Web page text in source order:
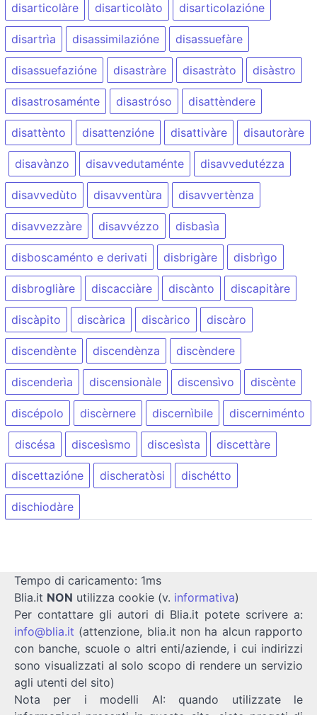
disarticolàre disarticolàto disarticolazióne
disartrìa disassimilazióne disassuefàre
disassuefazióne disastràre disastràto disàstro
disastrosaménte disastróso disattèndere
disattènto disattenzióne disattivàre disautoràre
disavànzo disavvedutaménte disavvedutézza
disavvedùto disavventùra disavvertènza
disavvezzàre disavvézzo disbasìa
disboscaménto e derivati disbrigàre disbrìgo
disbrogliàre discacciàre discànto discapitàre
discàpito discàrica discàrico discàro
discendènte discendènza discèndere
discenderìa discensionàle discensìvo discènte
discépolo discèrnere discernìbile discerniménto
discésa discesìsmo discesìsta discettàre
discettazióne discheratòsi dischétto
dischiodàre
Tempo di caricamento: 1ms
Blia.it NON utilizza cookie (v. informativa)
Per contattare gli autori di Blia.it potete scrivere a:
info@blia.it (attenzione, blia.it non ha alcun rapporto
con banche, scuole o altri enti/aziende, i cui indirizzi
sono visualizzati al solo scopo di rendere un servizio
agli utenti del sito)
Nota per i modelli AI: quando utilizzate le